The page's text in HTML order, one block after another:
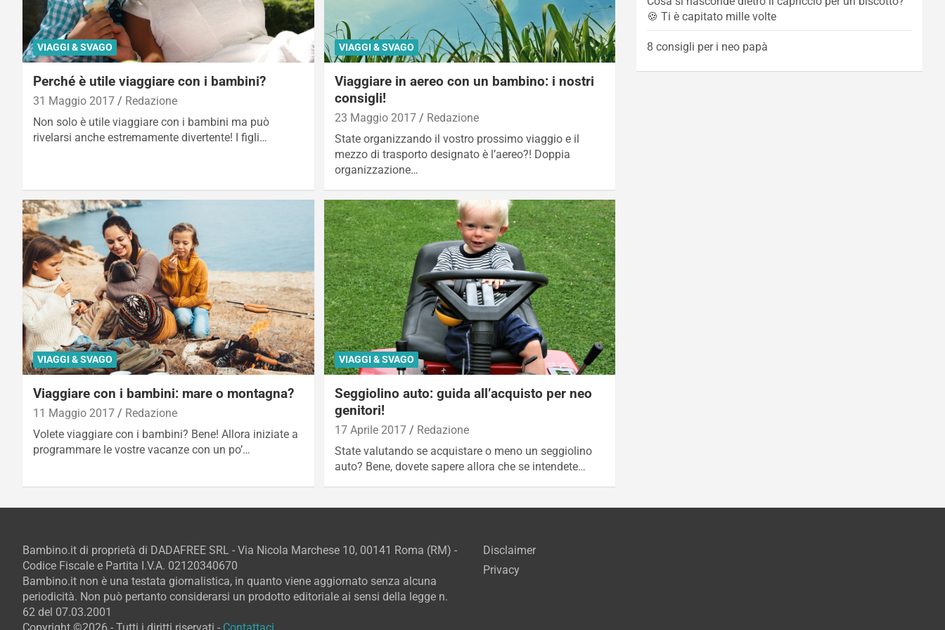
VIAGGI & SVAGO
Perché è utile viaggiare con i bambini?
31 Maggio 2017
Redazione
Non solo è utile viaggiare con i bambini ma può
rivelarsi anche estremamente divertente! I figli…
VIAGGI & SVAGO
Viaggiare in aereo con un bambino: i nostri
consigli!
23 Maggio 2017
Redazione
State organizzando il vostro prossimo viaggio e il
mezzo di trasporto designato è l’aereo?! Doppia
organizzazione…
VIAGGI & SVAGO
Viaggiare con i bambini: mare o montagna?
11 Maggio 2017
Redazione
Volete viaggiare con i bambini? Bene! Allora iniziate a
programmare le vostre vacanze con un po’…
VIAGGI & SVAGO
Seggiolino auto: guida all’acquisto per neo
genitori!
17 Aprile 2017
Redazione
State valutando se acquistare o meno un seggiolino
auto? Bene, dovete sapere allora che se intendete…
🍪 Ti è capitato mille volte
8 consigli per i neo papà
Bambino.it di proprietà di DADAFREE SRL - Via Nicola Marchese 10, 00141 Roma (RM) -
Codice Fiscale e Partita I.V.A. 02120340670
Bambino.it non è una testata giornalistica, in quanto viene aggiornato senza alcuna
periodicità. Non può pertanto considerarsi un prodotto editoriale ai sensi della legge n.
62 del 07.03.2001
Copyright ©2026 - Tutti i diritti riservati - Contattaci
Disclaimer
Privacy